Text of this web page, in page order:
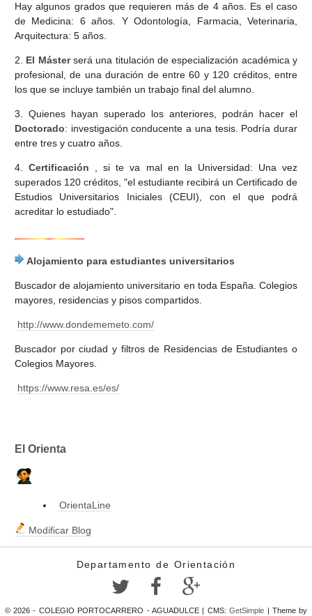
Hay algunos grados que requieren más de 4 años. Es el caso
de Medicina: 6 años. Y Odontología, Farmacia, Veterinaria,
Arquitectura: 5 años.
2. El Másterserá una titulación de especialización académica y
profesional, de una duración de entre 60 y 120 créditos, entre
los que se incluye también un trabajo final del alumno.
3. Quienes hayan superado los anteriores, podrán hacer el
Doctorado: investigación conducente a una tesis. Podría durar
entre tres y cuatro años.
4.Certificación , si te va mal en la Universidad: Una vez
superados 120 créditos, "el estudiante recibirá un Certificado de
Estudios Universitarios Iniciales (CEUI), con el que podrá
acreditar lo estudiado".
Alojamiento para estudiantes universitarios
Buscador de alojamiento universitario en toda España. Colegios
mayores, residencias y pisos compartidos.
http://www.dondememeto.com/
Buscador por ciudad y filtros de Residencias de Estudiantes o
Colegios Mayores.
https://www.resa.es/es/
El Orienta
OrientaLine
Modificar Blog
Departamento de Orientación
© 2026 - COLEGIO PORTOCARRERO - AGUADULCE | CMS:GetSimple | Theme by